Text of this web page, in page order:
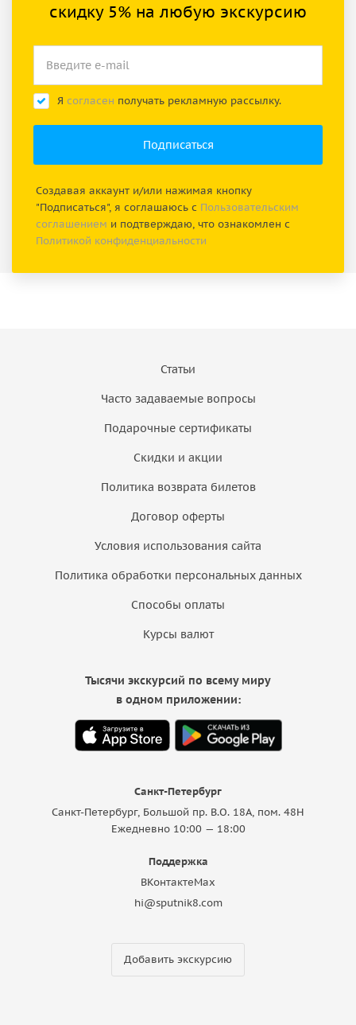
скидку 5% на любую экскурсию
Я согласен получать рекламную рассылку.
Создавая аккаунт и/или нажимая кнопку
"Подписаться", я соглашаюсь с Пользовательским
соглашением и подтверждаю, что ознакомлен с
Политикой конфиденциальности
Статьи
Часто задаваемые вопросы
Подарочные сертификаты
Скидки и акции
Политика возврата билетов
Договор оферты
Условия использования сайта
Политика обработки персональных данных
Способы оплаты
Курсы валют
Санкт-Петербург
Санкт-Петербург, Большой пр. В.О. 18A, пом. 48Н
Ежедневно 10:00 — 18:00
Поддержка
ВКонтактеMax
hi@sputnik8.com
Добавить экскурсию
Тысячи экскурсий по всему миру
в одном приложении: